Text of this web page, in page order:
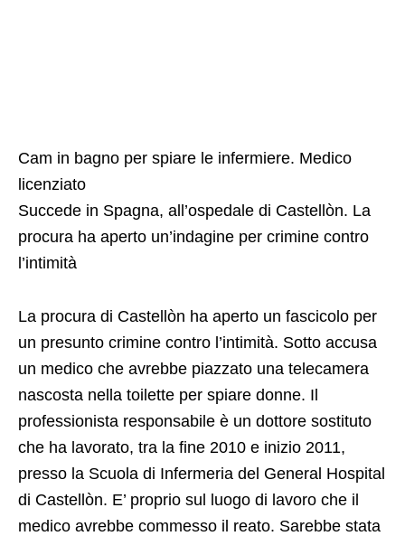
Cam in bagno per spiare le infermiere. Medico
licenziato
Succede in Spagna, all’ospedale di Castellòn. La
procura ha aperto un’indagine per crimine contro
l’intimità
La procura di Castellòn ha aperto un fascicolo per
un presunto crimine contro l’intimità. Sotto accusa
un medico che avrebbe piazzato una telecamera
nascosta nella toilette per spiare donne. Il
professionista responsabile è un dottore sostituto
che ha lavorato, tra la fine 2010 e inizio 2011,
presso la Scuola di Infermeria del General Hospital
di Castellòn. E’ proprio sul luogo di lavoro che il
medico avrebbe commesso il reato. Sarebbe stata